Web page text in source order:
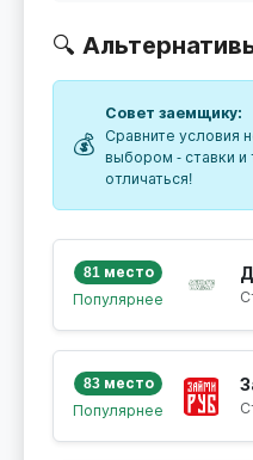
🔍
💰
Совет заемщику:
Сравните условия
выбором - ставки и
отличаться!
81 место
Популярнее
83 место
Популярнее